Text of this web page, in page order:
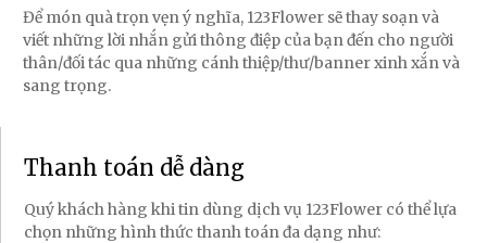
Để món quà trọn vẹn ý nghĩa, 123Flower sẽ thay soạn và
viết những lời nhắn gửi thông điệp của bạn đến cho người
thân/đối tác qua những cánh thiệp/thư/banner xinh xắn và
sang trọng.
Thanh toán dễ dàng
Quý khách hàng khi tin dùng dịch vụ 123Flower có thể lựa
chọn những hình thức thanh toán đa dạng như: